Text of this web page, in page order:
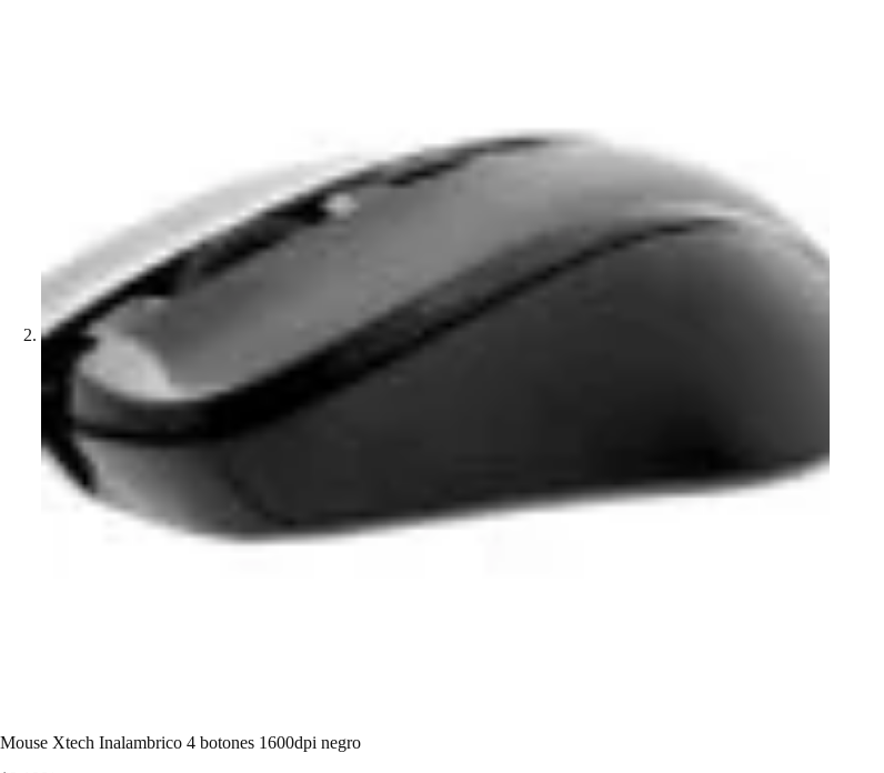
Mouse Xtech Inalambrico 4 botones 1600dpi negro